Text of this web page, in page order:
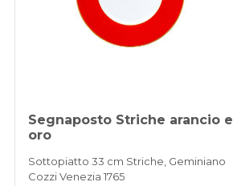
Segnaposto Striche arancio e
oro
Sottopiatto 33 cm Striche, Geminiano
Cozzi Venezia 1765